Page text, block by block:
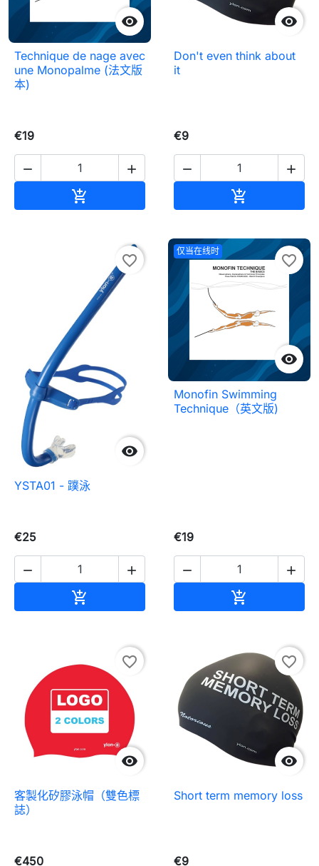

Technique de nage avec
une Monopalme (法文版
本)
€19
 


Don't even think about
it
€9
 


favorite_border
YSTA01 - 蹼泳
€25
 

仅当在线时

favorite_border
Monofin Swimming
Technique（英文版)
€19
 


favorite_border
客製化矽膠泳帽（雙色標
誌）
€450

favorite_border
Short term memory loss
€9